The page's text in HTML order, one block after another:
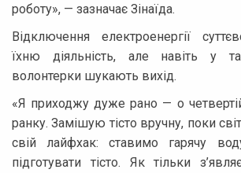
роботу», — зазначає Зінаїда.
Відключення електроенергії
їхню діяльність, але навіть у
волонтерки шукають вихід.
«Я приходжу дуже рано — о четвертій
ранку. Замішую тісто вручну, поки
свій лайфхак: ставимо гарячу
підготувати тісто. Як тільки